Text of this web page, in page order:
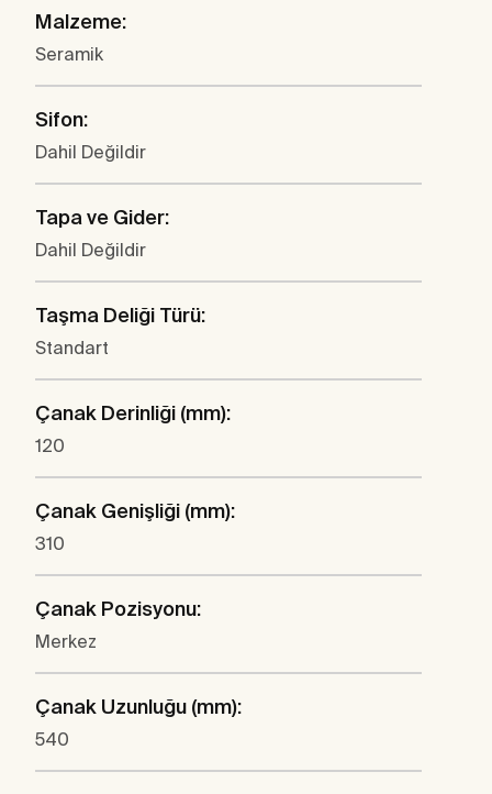
Malzeme:
Seramik
Sifon:
Dahil Değildir
Tapa ve Gider:
Dahil Değildir
Taşma Deliği Türü:
Standart
Çanak Derinliği (mm):
120
Çanak Genişliği (mm):
310
Çanak Pozisyonu:
Merkez
Çanak Uzunluğu (mm):
540